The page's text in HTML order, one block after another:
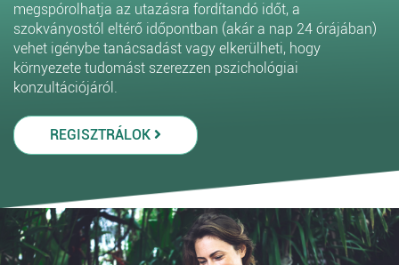
megspórolhatja az utazásra fordítandó időt, a
szokványostól eltérő időpontban (akár a nap 24 órájában)
vehet igénybe tanácsadást vagy elkerülheti, hogy
környezete tudomást szerezzen pszichológiai
konzultációjáról.
REGISZTRÁLOK